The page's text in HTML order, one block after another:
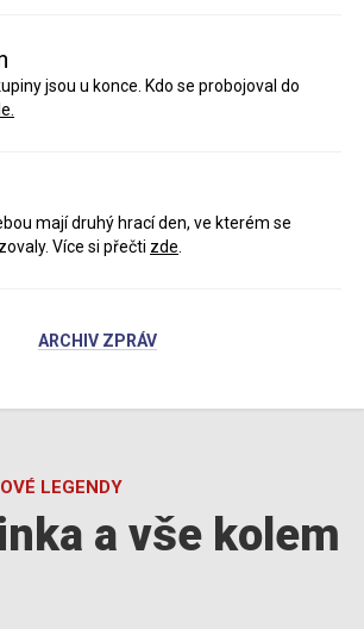
jsou u konce. Kdo se probojoval do
mají druhý hrací den, ve kterém se
Více si přečti zde
ARCHIV ZPRÁV
LEGENDY
a vše kolem